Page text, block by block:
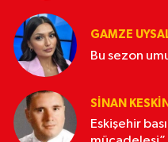
GAMZE
Bu sezon
SINAN KESKIN
Eskişehir